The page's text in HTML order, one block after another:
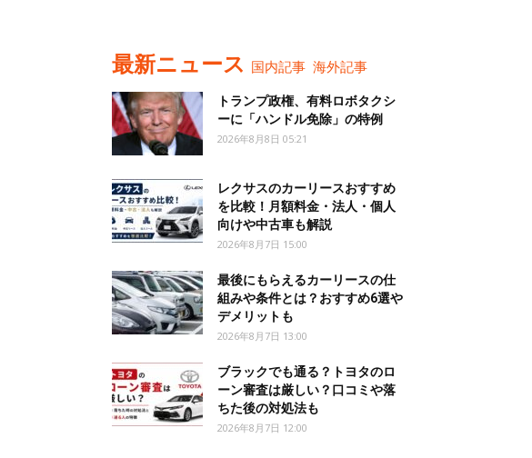
最新ニュース 国内記事 海外記事
トランプ政権、有料ロボタクシ
ーに「ハンドル免除」の特例
2026年8月8日 05:21
レクサスのカーリースおすすめ
を比較！月額料金・法人・個人
向けや中古車も解説
2026年8月7日 15:00
最後にもらえるカーリースの仕
組みや条件とは？おすすめ6選や
デメリットも
2026年8月7日 13:00
ブラックでも通る？トヨタのロ
ーン審査は厳しい？口コミや落
ちた後の対処法も
2026年8月7日 12:00